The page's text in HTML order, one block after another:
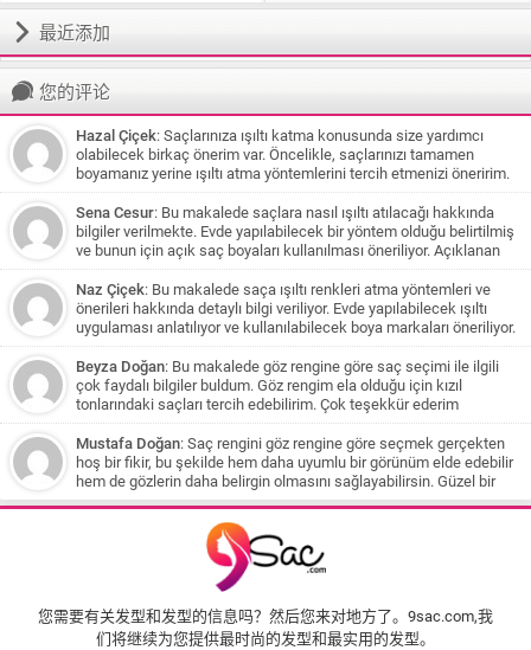
最近添加
您的评论
Hazal Çiçek: Saçlarınıza ışıltı katma konusunda size yardımcı
olabilecek birkaç önerim var. Öncelikle, saçlarınızı tamamen
boyamanız yerine ışıltı atma yöntemlerini tercih etmenizi öneririm.
Bu şekilde saçlarınıza daha az zarar verirsiniz ve doğal bir görünüm
elde edersiniz. Eğer saç renginiz koyu kahve veya siyaha yakınsa,
karamel tonlarından oluşan bir ışıltı size çok yakışabilir. Bu renkler,
saçlarınızı yumuşatarak doğal bir parıltı sağlar. Beyaz tenliyseniz,
koyu karamel tonları size daha uygun olabilir. Çikolata ve kahve
tonlarında ışıltı katmak isterseniz, saçınızın belirli bölümlerine ince
tutamlar halinde bal köpüğü tonlarında boya uygulayabilirsiniz. Bu
şekilde saçlarınıza hareket ve canlılık katabilirsiniz. Siyah saç
rengine sahipseniz ve teniniz esmer ise biraz cesur bir seçim
yapabilirsiniz. Jennifer Lopez'in saç rengini örnek alarak, bronz,
kumral, karamel veya bal köpüğü tonlarından oluşan bir ışıltı
deneyebilirsiniz. Ancak, uzun süredir siyah boyadan sonra bu
renklere geçmek için saçlarınızın aşamalı olarak açılması
gerekecek ve bu işlem saçlarınıza zarar verebilir. Bu nedenle, bir
kuaföre danışmanız ve profesyonel yardım almanız önemlidir.
Sonbahar ve kış aylarında daha sıcak renkler tercih etmenizi
öneririm. Küllü tonlar yerine daha sıcak ve doğal renklere yönelmek
saçlarınıza daha doğal bir görünüm sağlayacaktır. Bu öneriler
ışığında, saçlarınıza uygun olan ışıltı renklerini bulabilir ve
saçlarınıza yeni bir canlılık katabilirsiniz. Unutmayın, saçlarınıza
ışıltı katarken doğal görünümü korumak önemlidir ve bu işlemi
profesyonel bir kuaförden yardım alarak gerçekleştirmeniz daha
uygun olacaktır.
Sena Cesur: Bu makalede saçlara nasıl ışıltı atılacağı hakkında
bilgiler verilmekte. Evde yapılabilecek bir yöntem olduğu belirtilmiş
ve bunun için açık saç boyaları kullanılması öneriliyor. Açıklanan
yöntem balyaj yapılması ve saçlara uygun boya uygulanması
üzerine olduğu için siyah saçları olan biri için uygun olmayabilir.
Ancak önerilen diğer renkler ve yöntemlerle daha açık tonlar elde
edilebilir. Ayrıca, saçlarınızın uzun süre boyalı olduğu ve kuaför
işlemlerinden geçmesi gerekebileceği belirtiliyor.
Naz Çiçek: Bu makalede saça ışıltı renkleri atma yöntemleri ve
önerileri hakkında detaylı bilgi veriliyor. Evde yapılabilecek ışıltı
uygulaması anlatılıyor ve kullanılabilecek boya markaları öneriliyor.
Ayrıca okuyucuların soruları da cevaplandırılmış ve çeşitli renk
önerileri yapılmış. Özellikle beyaz tenli kişilere koyu karamel tonları
öneriliyor. Saçların sağlığına dikkat çekilse de yapılan her işlem
saça zarar verebileceği belirtiliyor. Son olarak, siyah boyalı
saçlardan açıklık elde etmek için aşamalı olarak açma işlemi
yapılması gerektiği ve kahve tonlarıyla başlanması öneriliyor.
Beyza Doğan: Bu makalede göz rengine göre saç seçimi ile ilgili
çok faydalı bilgiler buldum. Göz rengim ela olduğu için kızıl
tonlarındaki saçları tercih edebilirim. Çok teşekkür ederim
Mustafa Doğan: Saç rengini göz rengine göre seçmek gerçekten
hoş bir fikir, bu şekilde hem daha uyumlu bir görünüm elde edebilir
hem de gözlerin daha belirgin olmasını sağlayabilirsin. Güzel bir
rehber olmuş, teşekkürler
您需要有关发型和发型的信息吗？然后您来对地方了。9sac.com,我
们将继续为您提供最时尚的发型和最实用的发型。